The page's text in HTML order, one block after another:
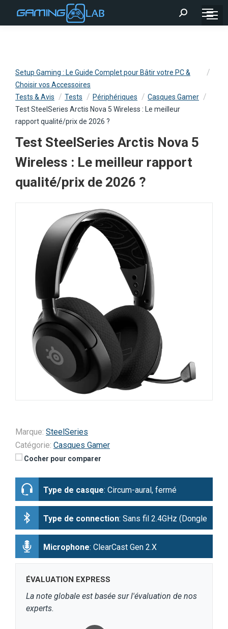
Recherche
Setup Gaming : Le Guide Complet pour Bâtir votre PC &
Choisir vos Accessoires
Tests & Avis
Tests Périphériques
Casques Gamer
Test SteelSeries Arctis Nova 5 Wireless : Le meilleur
rapport qualité/prix de 2026 ?
Test SteelSeries Arctis Nova 5
Wireless : Le meilleur rapport
qualité/prix de 2026 ?
Marque: SteelSeries
Catégorie: Casques Gamer
Cocher pour comparer
Type de casque: Circum-aural, fermé
Type de connection: Sans fil 2.4GHz (Dongle
USB-C), Bluetooth 5.3
Microphone: ClearCast Gen 2.X
ÉVALUATION EXPRESS
La note globale est basée sur l'évaluation de nos
experts.